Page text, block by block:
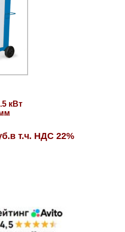
кВт
т.ч. НДС 22%